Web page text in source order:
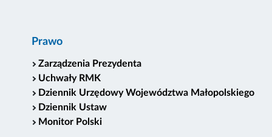
Prawo
Zarządzenia Prezydenta
Uchwały RMK
Dziennik Urzędowy Województwa Małopolskiego
Dziennik Ustaw
Monitor Polski